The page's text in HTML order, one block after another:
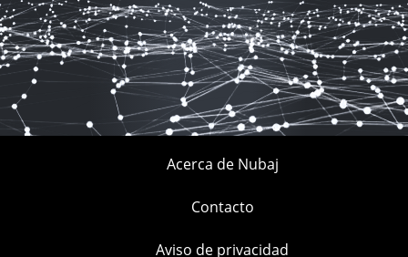
Acerca de Nubaj
Contacto
Aviso de privacidad